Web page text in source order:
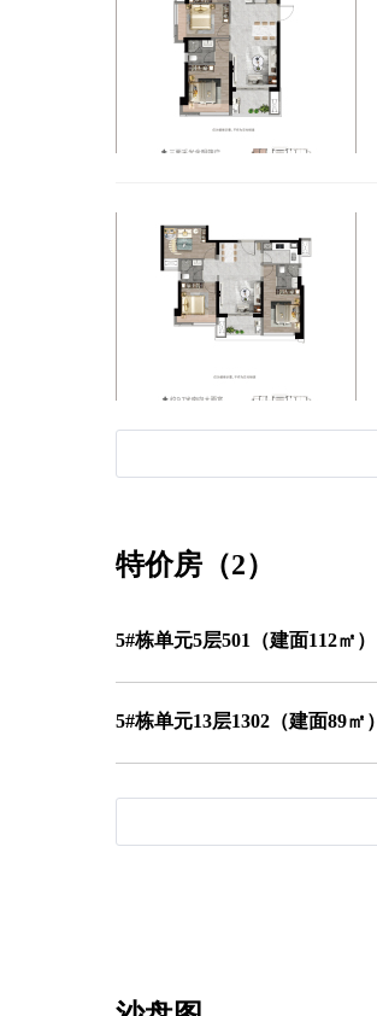
特价房（2）
5#栋单元5层501（建面112㎡）
5#栋单元13层1302（建面89㎡）